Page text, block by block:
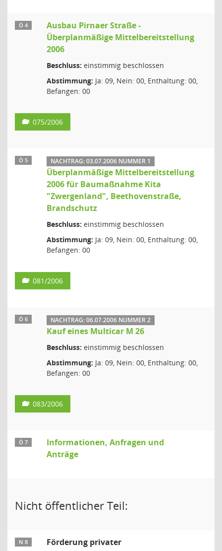
Ö 4
Ausbau Pirnaer Straße -
Überplanmäßige Mittelbereitstellung
2006
Beschluss: einstimmig beschlossen
Abstimmung: Ja: 09, Nein: 00, Enthaltung: 00,
Befangen: 00
075/2006
Ö 5 NACHTRAG: 03.07.2006 NUMMER 1
Überplanmäßige Mittelbereitstellung
2006 für Baumaßnahme Kita
"Zwergenland", Beethovenstraße,
Brandschutz
Beschluss: einstimmig beschlossen
Abstimmung: Ja: 09, Nein: 00, Enthaltung: 00,
Befangen: 00
081/2006
Ö 6 NACHTRAG: 06.07.2006 NUMMER 2
Kauf eines Multicar M 26
Beschluss: einstimmig beschlossen
Abstimmung: Ja: 09, Nein: 00, Enthaltung: 00,
Befangen: 00
083/2006
Ö 7
Informationen, Anfragen und
Anträge
Nicht öffentlicher Teil:
N 8
Förderung privater